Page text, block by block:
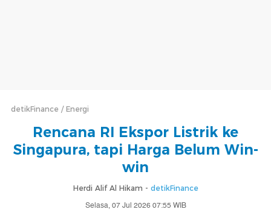
detikFinance Energi
Rencana RI Ekspor Listrik ke
Singapura, tapi Harga Belum Win-
win
Herdi Alif Al Hikam - detikFinance
Selasa, 07 Jul 2026 07:55 WIB